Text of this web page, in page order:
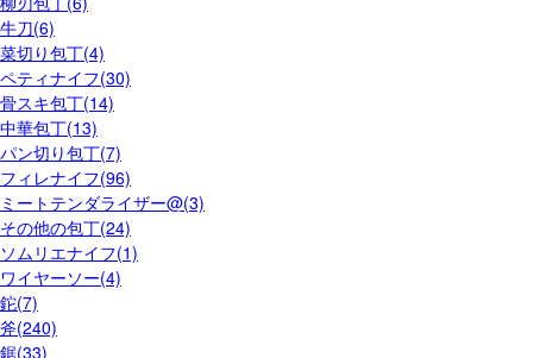
牛刀(6)
菜切り包丁(4)
ペティナイフ(30)
骨スキ包丁(14)
中華包丁(13)
パン切り包丁(7)
フィレナイフ(96)
ミートテンダライザー@(3)
その他の包丁(24)
ソムリエナイフ(1)
ワイヤーソー(4)
鉈(7)
斧(240)
鋸(33)